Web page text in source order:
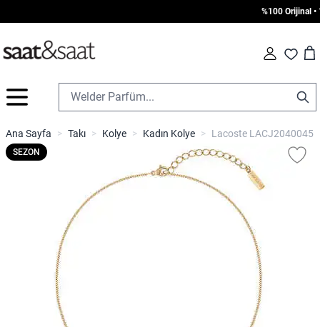
%100 Orijinal •
Fav Cart
İçeriğe geç
Ana Sayfa > Takı > Kolye > Kadın Kolye > Lacoste LACJ2040045
SEZON